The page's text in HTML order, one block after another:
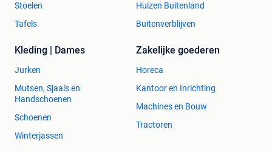
Stoelen
Tafels
Huizen Buitenland
Buitenverblijven
Kleding | Dames
Jurken
Mutsen, Sjaals en
Handschoenen
Schoenen
Winterjassen
Zakelijke goederen
Horeca
Kantoor en Inrichting
Machines en Bouw
Tractoren